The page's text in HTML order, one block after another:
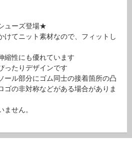
ューズ登場★
けてニット素材なので、フィットし
縮性にも優れています
ったりデザインです
ル部分にゴム同士の接着箇所の凸
ゴの非対称などがある場合がありま
せん。